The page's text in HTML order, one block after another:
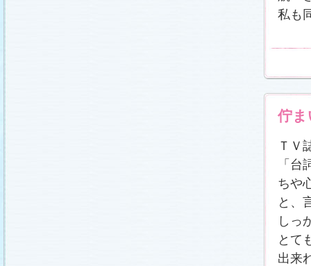
私も
佇ま
ＴＶ
「
ちや
と、
しっ
とて
出来